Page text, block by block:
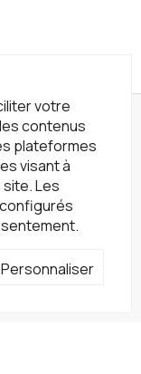
votre
contenus
plateformes
visant à
Les
Personnaliser